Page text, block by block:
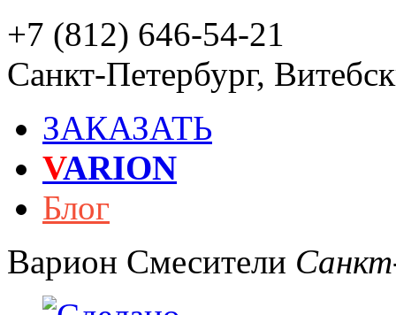
+7 (812) 646-54-21
Санкт-Петербург,
ЗАКАЗАТЬ
VARION
Блог
Варион Смесители